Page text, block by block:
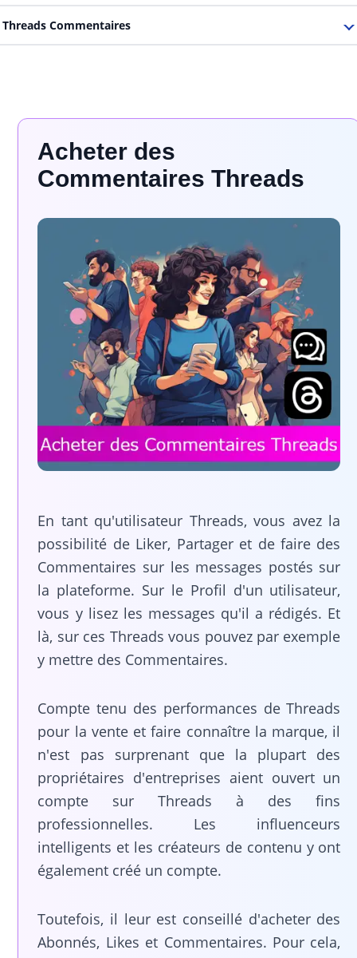
Threads Commentaires
Acheter des
Commentaires Threads
En tant qu'utilisateur Threads, vous avez la
possibilité de Liker, Partager et de faire des
Commentaires sur les messages postés sur
la plateforme. Sur le Profil d'un utilisateur,
vous y lisez les messages qu'il a rédigés. Et
là, sur ces Threads vous pouvez par exemple
y mettre des Commentaires.
Compte tenu des performances de Threads
pour la vente et faire connaître la marque, il
n'est pas surprenant que la plupart des
propriétaires d'entreprises aient ouvert un
compte sur Threads à des fins
professionnelles. Les influenceurs
intelligents et les créateurs de contenu y ont
également créé un compte.
Toutefois, il leur est conseillé d'acheter des
Abonnés, Likes et Commentaires. Pour cela,